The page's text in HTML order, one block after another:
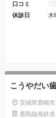
口コミ
休診日
木
こうやだい
茨城県鹿嶋
鹿島臨海鉄